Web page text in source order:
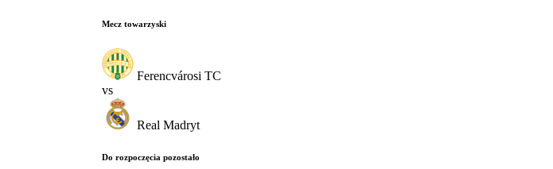
Mecz towarzyski
Ferencvárosi TC
vs
Real Madryt
Do rozpoczęcia pozostało